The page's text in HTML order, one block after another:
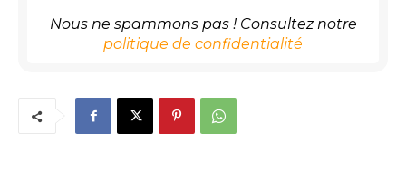
Nous ne spammons pas ! Consultez notre
politique de confidentialité